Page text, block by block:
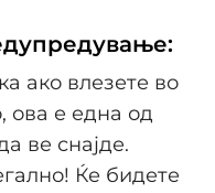
ако влезете во
ова е една од
ве снајде.
Ќе бидете